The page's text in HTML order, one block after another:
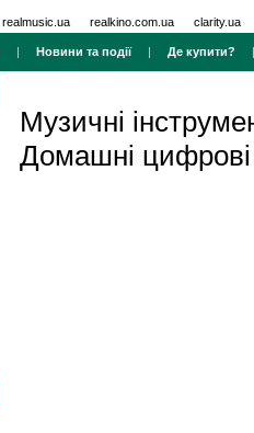
realmusic.ua realkino.com.ua clarity.ua
| Новини та події| Де купити?
Музичні
Домашні цифрові